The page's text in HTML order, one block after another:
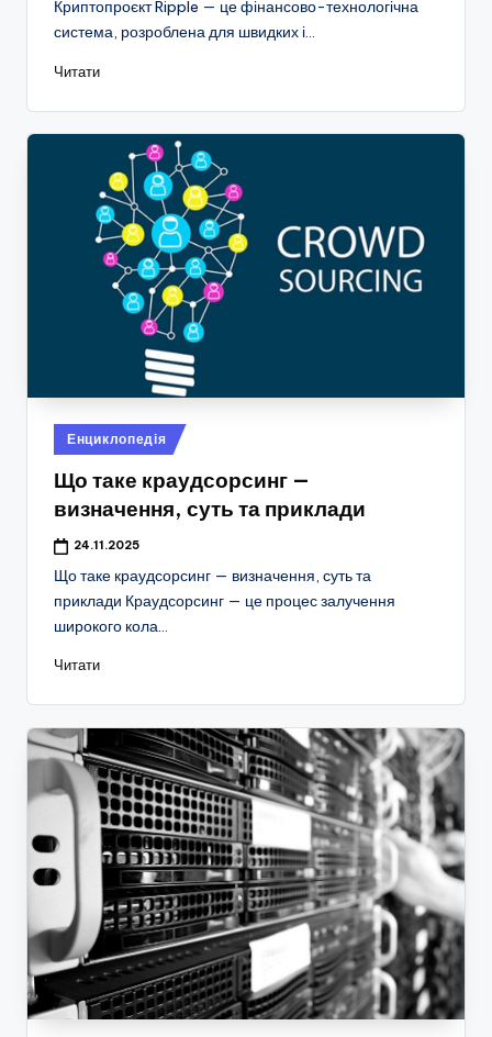
Криптопроєкт Ripple — це фінансово-технологічна
система, розроблена для швидких і…
Читати
Опубліковано
у
Енциклопедія
Що таке краудсорсинг —
визначення, суть та приклади
24.11.2025
Що таке краудсорсинг — визначення, суть та
приклади Краудсорсинг — це процес залучення
широкого кола…
Читати